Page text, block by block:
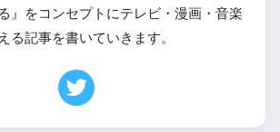
』をコンセプトにテレビ・漫画・音楽
る記事を書いていきます。